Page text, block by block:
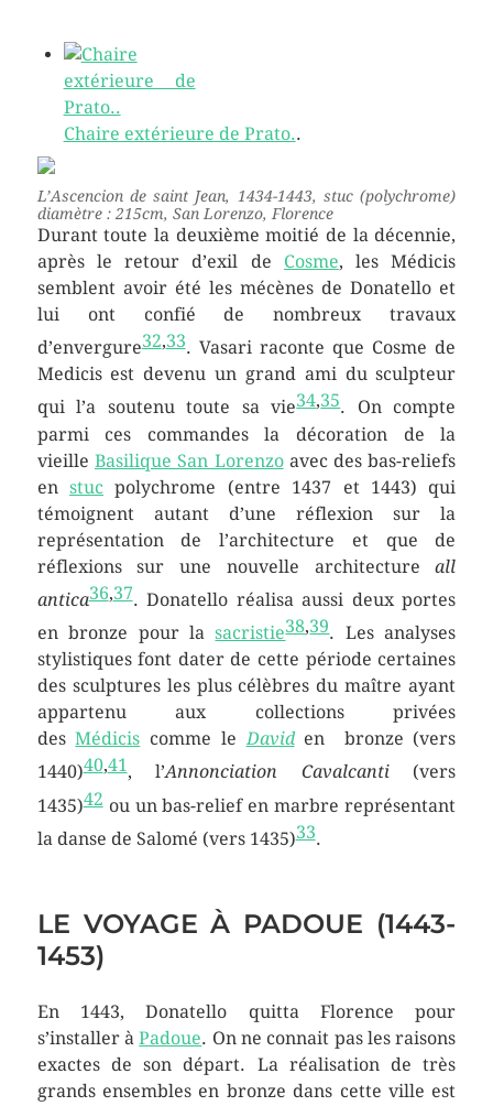
Chaire extérieure de Prato..
L’Ascencion de saint Jean, 1434-1443, stuc (polychrome)
diamètre : 215cm, San Lorenzo, Florence
Durant toute la deuxième moitié de la décennie,
après le retour d’exil de Cosme, les Médicis
semblent avoir été les mécènes de Donatello et
lui ont confié de nombreux travaux
d’envergure32,33. Vasari raconte que Cosme de
Medicis est devenu un grand ami du sculpteur
qui l’a soutenu toute sa vie34,35. On compte
parmi ces commandes la décoration de la
vieille Basilique San Lorenzoavec des bas-reliefs
en stuc polychrome (entre 1437 et 1443) qui
témoignent autant d’une réflexion sur la
représentation de l’architecture et que de
réflexions sur une nouvelle architectureall
antica36,37. Donatello réalisa aussi deux portes
en bronze pour lasacristie38,39. Les analyses
stylistiques font dater de cette période certaines
des sculptures les plus célèbres du maître ayant
appartenu aux collections privées
desMédicis comme leDaviden bronze (vers
1440)40,41, l’Annonciation Cavalcanti(vers
1435)42ou un bas-relief en marbre représentant
la danse de Salomé (vers 1435)33.
LE VOYAGE À PADOUE (1443-
1453)
En 1443, Donatello quitta Florence pour
s’installer àPadoue. On ne connait pas les raisons
exactes de son départ. La réalisation de très
grands ensembles en bronze dans cette ville est